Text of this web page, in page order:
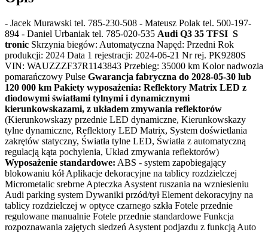
- Jacek Murawski tel. 785-230-508 - Mateusz Polak tel. 500-197-
894 - Daniel Urbaniak tel. 785-020-535 Audi Q3 35 TFSI S
tronic Skrzynia biegów: Automatyczna Napęd: Przedni Rok
produkcji: 2024 Data 1 rejestracji: 2024-06-21 Nr rej. PK9280S
VIN: WAUZZZF37R1143843 Przebieg: 35000 km Kolor nadwozia
pomarańczowy Pulse Gwarancja fabryczna do 2028-05-30 lub
120 000 km Pakiety wyposażenia: Reflektory Matrix LED z
diodowymi światłami tylnymi i dynamicznymi
kierunkowskazami, z układem zmywania reflektorów
(Kierunkowskazy przednie LED dynamiczne, Kierunkowskazy
tylne dynamiczne, Reflektory LED Matrix, System doświetlania
zakrętów statyczny, Światła tylne LED, Światła z automatyczną
regulacją kąta pochylenia, Układ zmywania reflektorów)
Wyposażenie standardowe: ABS - system zapobiegający
blokowaniu kół Aplikacje dekoracyjne na tablicy rozdzielczej
Micrometalic srebrne Apteczka Asystent ruszania na wzniesieniu
Audi parking system Dywaniki przód/tył Element dekoracyjny na
tablicy rozdzielczej w optyce czarnego szkła Fotele przednie
regulowane manualnie Fotele przednie standardowe Funkcja
rozpoznawania zajętych siedzeń Asystent podjazdu z funkcją Auto